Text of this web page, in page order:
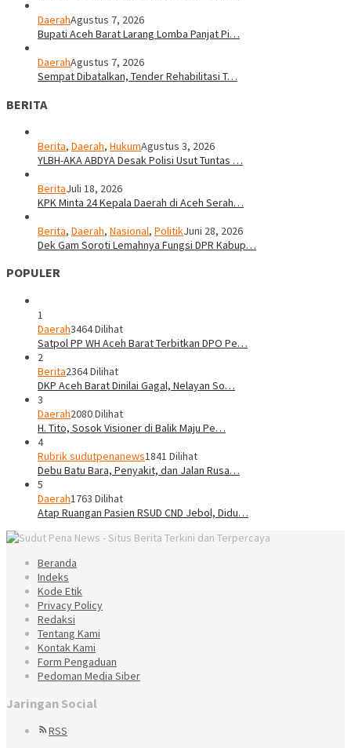
DaerahAgustus 7, 2026
Bupati Aceh Barat Larang Lomba Panjat Pi…
DaerahAgustus 7, 2026
Sempat Dibatalkan, Tender Rehabilitasi T…
BERITA
Berita, Daerah, HukumAgustus 3, 2026
YLBH-AKA ABDYA Desak Polisi Usut Tuntas …
BeritaJuli 18, 2026
KPK Minta 24 Kepala Daerah di Aceh Serah…
Berita, Daerah, Nasional, PolitikJuni 28, 2026
Dek Gam Soroti Lemahnya Fungsi DPR Kabup…
POPULER
1
Daerah3464 Dilihat
Satpol PP WH Aceh Barat Terbitkan DPO Pe…
2
Berita2364 Dilihat
DKP Aceh Barat Dinilai Gagal, Nelayan So…
3
Daerah2080 Dilihat
H. Tito, Sosok Visioner di Balik Maju Pe…
4
Rubrik sudutpenanews1841 Dilihat
Debu Batu Bara, Penyakit, dan Jalan Rusa…
5
Daerah1763 Dilihat
Atap Ruangan Pasien RSUD CND Jebol, Didu…
Beranda
Indeks
Kode Etik
Privacy Policy
Redaksi
Tentang Kami
Kontak Kami
Form Pengaduan
Pedoman Media Siber
Jaringan Social
RSS